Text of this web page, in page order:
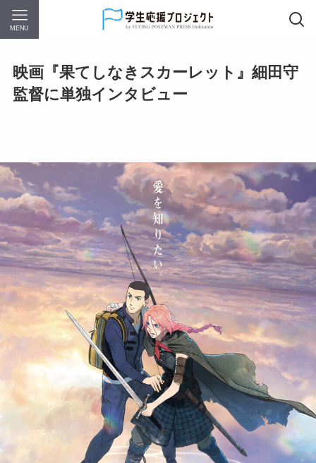
MENU
映画『果てしなきスカーレット』細田守
監督に単独インタビュー